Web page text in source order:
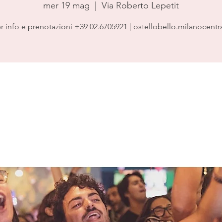
mer 19 mag Via Roberto Lepetit
info e prenotazioni +39 02.6705921 |